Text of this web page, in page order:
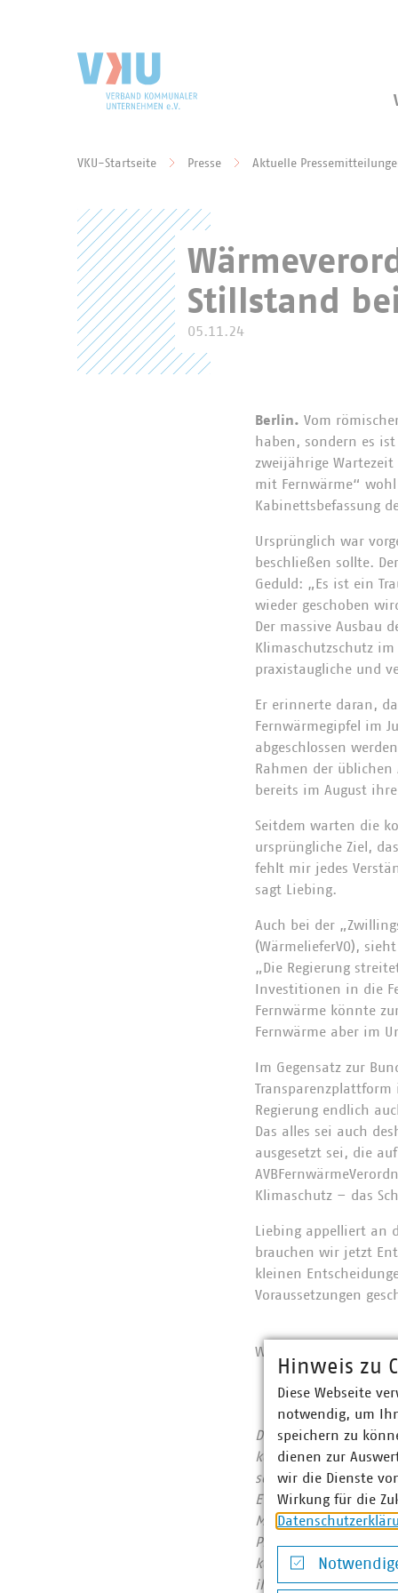
VKU-Startseite Presse Aktuelle
Stillstand
05.11.24
Berlin. Vom
haben, sondern es
zweijährige Wartezeit
mit Fernwärme“
Kabinettsbefassung
Ursprünglich war
beschließen sollte.
Geduld: „Es ist ein
wieder geschoben
Der massive Ausbau
Klimaschutzschutz
praxistaugliche und
Er erinnerte daran,
Fernwärmegipfel im
abgeschlossen
Rahmen der
bereits im August
Seitdem warten die
ursprüngliche Ziel,
fehlt mir jedes
sagt Liebing.
Auch bei der
(WärmelieferVO),
„Die Regierung
Investitionen in die
Fernwärme könnte
Fernwärme aber im
Im Gegensatz zur
Transparenzplattform
Regierung endlich
Das alles sei auch
ausgesetzt sei, die
Klimaschutz – das
Liebing appelliert an
brauchen wir jetzt
kleinen
Voraussetzungen
Weitere
Der Verband
sowie
Euro erwirtschaftet
Prozent, Gas 65
kommunale
ihrer CO2-
Hinweis zu
Diese Webseite
notwendig, um
speichern zu
dienen zur
wir die Dienste
Wirkung für die
Notwendige